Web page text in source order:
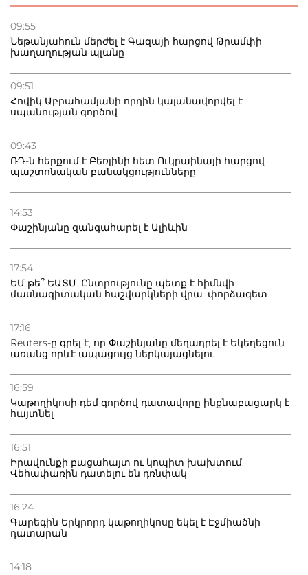
09:55
Նեթանյահուն մերժել է Գազայի հարցով Թրամփի
խաղաղության պլանը
09:51
Հովիկ Աբրահամյանի որդին կալանավորվել է
սպանության գործով
09:43
ՌԴ-ն հերքում է Բեռլինի հետ Ուկրաինայի հարցով
պաշտոնական բանակցությունները
14:53
Փաշինյանը զանգահարել է Ալիևին
17:54
ԵՄ թե՞ ԵԱՏՄ. Ընտրությունը պետք է հիմնվի
մասնագիտական հաշվարկների վրա. փորձագետ
17:16
Reuters-ը գրել է, որ Փաշինյանը մեղադրել է Եկեղեցուն
առանց որևէ ապացույց ներկայացնելու
16:59
Կաթողիկոսի դեմ գործով դատավորը ինքնաբացարկ է
հայտնել
16:51
Իրավունքի բացահայտ ու կոպիտ խախտում.
Վեհափառին դատելու են դռնփակ
16:24
Գարեգին Երկրորդ կաթողիկոսը եկել է Էջմիածնի
դատարան
14:18
Մ-17 աշխարհի առաջնությունը Բաքվում. 5 հայ ըմբիշ
22.07.2026
21.07.2026
բնակվել Ռուսաստանում